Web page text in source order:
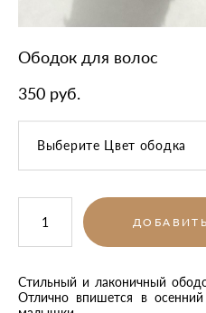
Ободок для волос
350 pуб.
Выберите Цвет ободка
Стильный и лаконичный
Отлично впишется в